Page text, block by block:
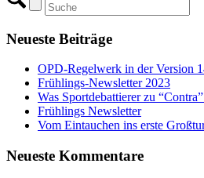
Neueste Beiträge
OPD-Regelwerk in der Version
Frühlings-Newsletter 2023
Was Sportdebattierer zu
Frühlings Newsletter
Vom Eintauchen ins erste
Neueste Kommentare